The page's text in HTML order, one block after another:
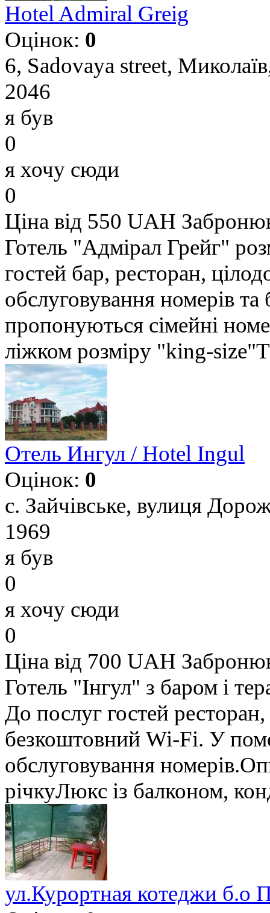
Hotel Admiral Greig
Оцінок: 0
6, Sadovaya street,
2046
я був
0
я хочу сюди
0
Ціна від 550 UAH
Готель "Адмірал Грейг"
гостей бар, ресторан,
обслуговування номерів
пропонуються сімейні
ліжком розміру "king-
Отель Ингул / Hotel Ingul
Оцінок: 0
с. Зайчівське, вулиця
1969
я був
0
я хочу сюди
0
Ціна від 700 UAH
Готель "Інгул" з баром і
До послуг гостей ресторан,
безкоштовний Wi-Fi. У
обслуговування
річкуЛюкс із балконом,
ул.Курортная котеджи б.о